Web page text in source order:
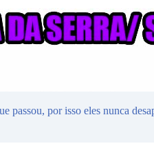
passou, por isso eles nunca